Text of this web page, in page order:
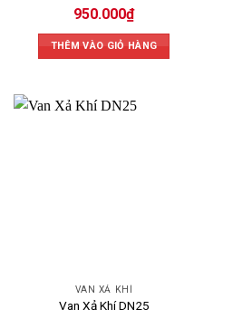
950.000₫
THÊM VÀO GIỎ HÀNG
VAN XẢ KHÍ
Van Xả Khí DN25